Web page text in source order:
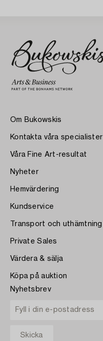
Om Bukowskis
Kontakta våra specialister
Våra Fine Art-resultat
Nyheter
Hemvärdering
Kundservice
Transport och uthämtning
Private Sales
Värdera & sälja
Köpa på auktion
Nyhetsbrev